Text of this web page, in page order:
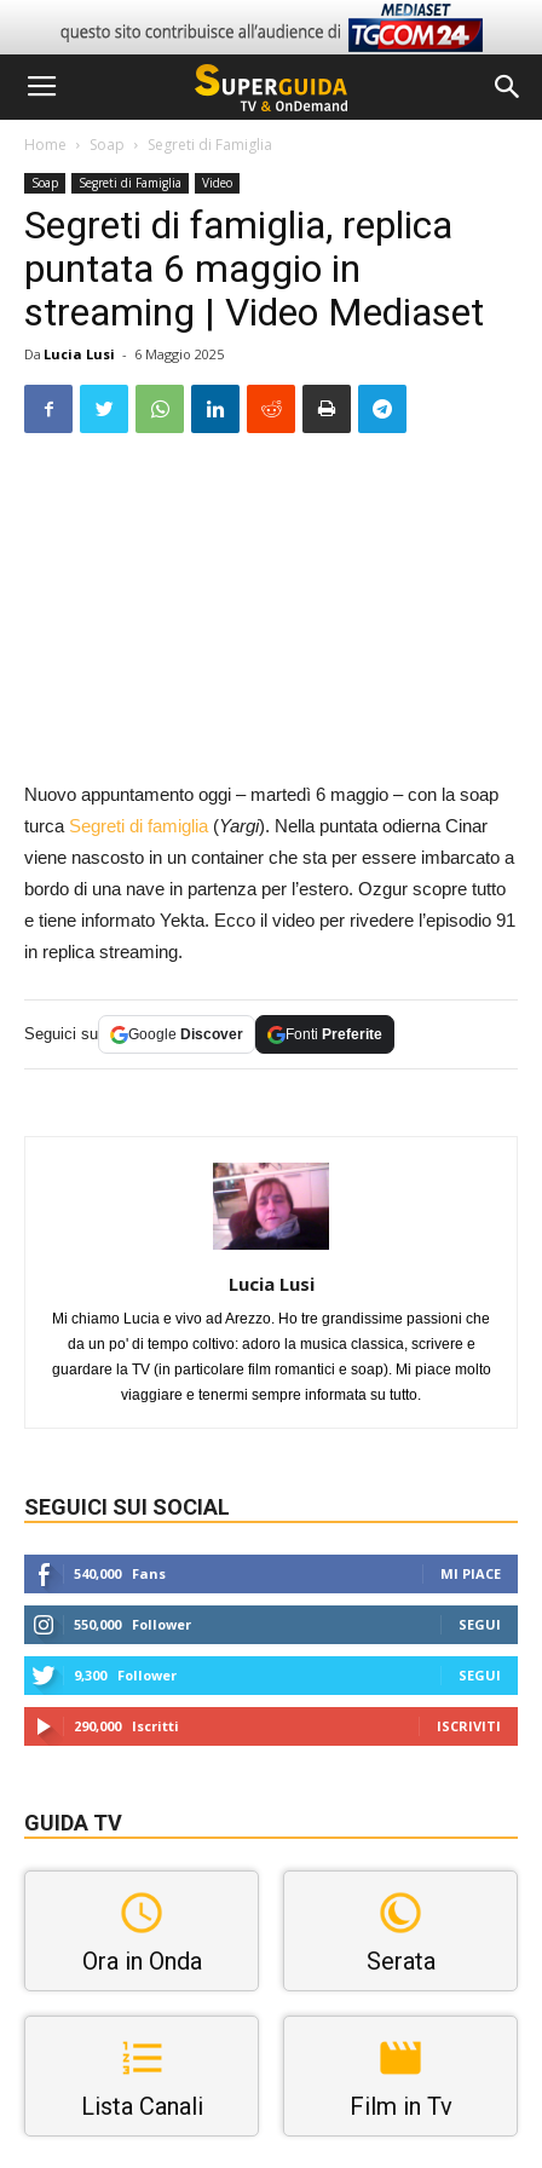
Home Soap Segreti di Famiglia
Soap Segreti di Famiglia Video
Segreti di famiglia, replica
puntata 6 maggio in
streaming | Video Mediaset
Da Lucia Lusi - 6 Maggio 2025
Nuovo appuntamento oggi – martedì 6 maggio – con la soap
turca Segreti di famiglia(Yargi). Nella puntata odierna Cinar
viene nascosto in un container che sta per essere imbarcato a
bordo di una nave in partenza per l’estero. Ozgur scopre tutto
e tiene informato Yekta. Ecco il video per rivedere l’episodio 91
in replica streaming.
Seguici su Google Discover Fonti Preferite
Lucia Lusi
Mi chiamo Lucia e vivo ad Arezzo. Ho tre grandissime passioni che
da un po' di tempo coltivo: adoro la musica classica, scrivere e
guardare la TV (in particolare film romantici e soap). Mi piace molto
viaggiare e tenermi sempre informata su tutto.
SEGUICI SUI SOCIAL
540,000 Fans MI PIACE
550,000 Follower SEGUI
9,300 Follower SEGUI
290,000 Iscritti ISCRIVITI
GUIDA TV
Ora in Onda Serata
Lista Canali Film in Tv